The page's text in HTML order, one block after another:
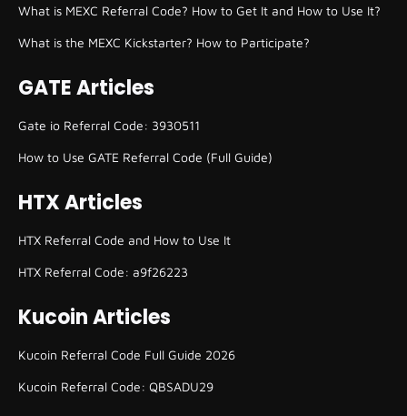
What is MEXC Referral Code? How to Get It and How to Use It?
What is the MEXC Kickstarter? How to Participate?
GATE Articles
Gate io Referral Code: 3930511
How to Use GATE Referral Code (Full Guide)
HTX Articles
HTX Referral Code and How to Use It
HTX Referral Code: a9f26223
Kucoin Articles
Kucoin Referral Code Full Guide 2026
Kucoin Referral Code: QBSADU29